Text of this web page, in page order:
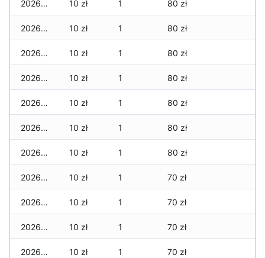
2026-05-09 10 zł 1 80 zł
2026-05-08 10 zł 1 80 zł
2026-05-07 10 zł 1 80 zł
2026-05-06 10 zł 1 80 zł
2026-05-05 10 zł 1 80 zł
2026-05-04 10 zł 1 80 zł
2026-05-03 10 zł 1 80 zł
2026-05-02 10 zł 1 70 zł
2026-05-01 10 zł 1 70 zł
2026-04-30 10 zł 1 70 zł
2026-04-29 10 zł 1 70 zł